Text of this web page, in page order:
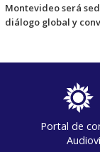
Montevideo será
diálogo global y
Portal de